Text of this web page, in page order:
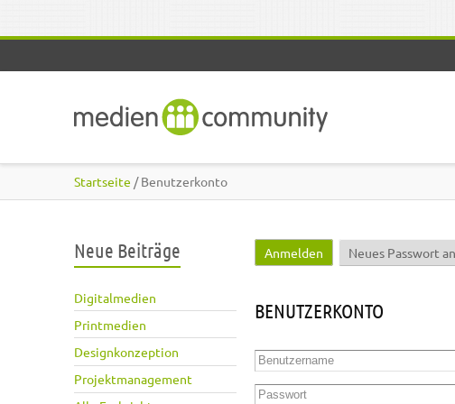
Startseite / Benutzerkonto
Neue Beiträge
Digitalmedien
Printmedien
Designkonzeption
Projektmanagement
Haupt-Reiter
Anmelden (aktiver Reiter)
Neues Passwort
BENUTZERKONTO
Benutzername
Passwort